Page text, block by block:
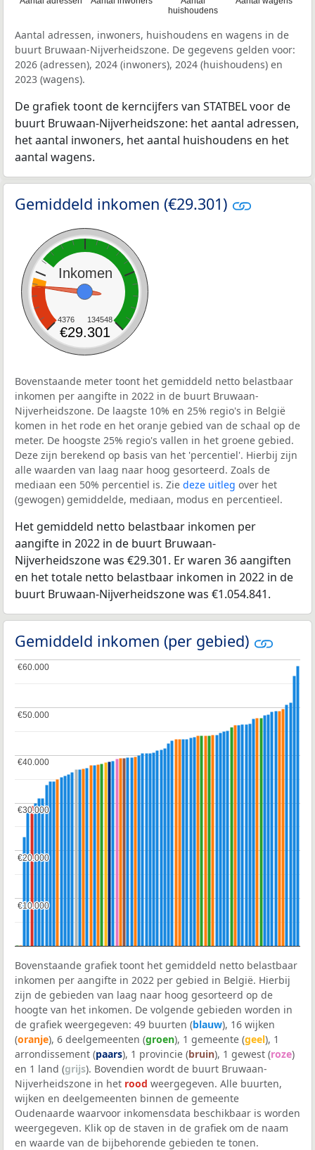
huishoudens
Aantal adressen, inwoners, huishoudens en wagens in de
buurt Bruwaan-Nijverheidszone. De gegevens gelden voor:
2026 (adressen), 2024 (inwoners), 2024 (huishoudens) en
2023 (wagens).
De grafiek toont de kerncijfers van STATBEL voor de
buurt Bruwaan-Nijverheidszone: het aantal adressen,
het aantal inwoners, het aantal huishoudens en het
aantal wagens.
Gemiddeld inkomen (€29.301)
Inkomen
4376 134548
€29.301
Bovenstaande meter toont het gemiddeld netto belastbaar
inkomen per aangifte in 2022 in de buurt Bruwaan-
Nijverheidszone. De laagste 10% en 25% regio's in België
komen in het rode en het oranje gebied van de schaal op de
meter. De hoogste 25% regio's vallen in het groene gebied.
Deze zijn berekend op basis van het 'percentiel'. Hierbij zijn
alle waarden van laag naar hoog gesorteerd. Zoals de
mediaan een 50% percentiel is. Zie deze uitleg over het
(gewogen) gemiddelde, mediaan, modus en percentieel.
Het gemiddeld netto belastbaar inkomen per
aangifte in 2022 in de buurt Bruwaan-
Nijverheidszone was €29.301. Er waren 36 aangiften
en het totale netto belastbaar inkomen in 2022 in de
buurt Bruwaan-Nijverheidszone was €1.054.841.
Gemiddeld inkomen (per gebied)
€10.000
€10.000
€20.000
€20.000
€30.000
€30.000
€40.000
€40.000
€50.000
€50.000
€60.000
€60.000
Bovenstaande grafiek toont het gemiddeld netto belastbaar
inkomen per aangifte in 2022 per gebied in België. Hierbij
zijn de gebieden van laag naar hoog gesorteerd op de
hoogte van het inkomen. De volgende gebieden worden in
de grafiek weergegeven: 49 buurten (blauw), 16 wijken
(oranje), 6 deelgemeenten (groen), 1 gemeente (geel), 1
arrondissement (paars), 1 provincie (bruin), 1 gewest (roze)
en 1 land (grijs). Bovendien wordt de buurt Bruwaan-
Nijverheidszone in het rood weergegeven. Alle buurten,
wijken en deelgemeenten binnen de gemeente
Oudenaarde waarvoor inkomensdata beschikbaar is worden
weergegeven. Klik op de staven in de grafiek om de naam
en waarde van de bijbehorende gebieden te tonen.